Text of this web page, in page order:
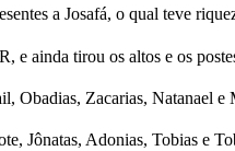
a Josafá, o qual teve
e ainda tirou os altos e os
Zacarias, Natanael e
Jônatas, Adonias, Tobias e